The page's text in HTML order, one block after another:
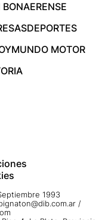
DEPORTES
MUNDO MOTOR
1993
/